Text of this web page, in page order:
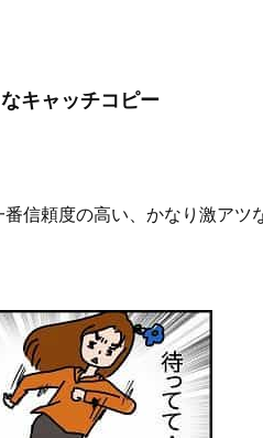
キャッチコピー
信頼度の高い、かなり激アツ